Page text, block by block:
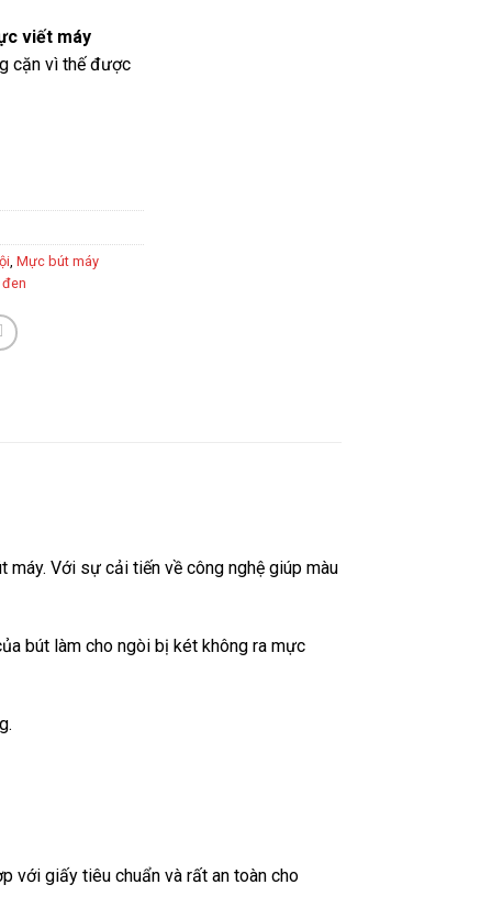
viết máy
cặn vì thế được
, Mực bút máy
Với sự cải tiến về công nghệ giúp màu
bút làm cho ngòi bị két không ra mực
với giấy tiêu chuẩn và rất an toàn cho